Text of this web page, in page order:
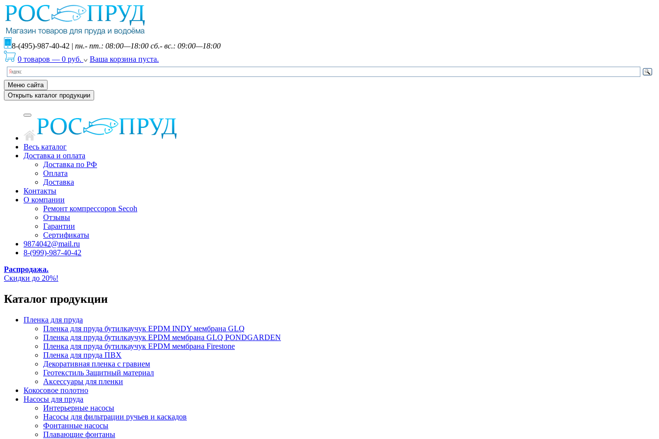
8-(495)-987-40-42 | пн.- пт.: 08:00—18:00 сб.- вс.: 09:00—18:00
0 товаров — 0 руб. Ваша корзина пуста.
Меню сайта
Открыть каталог продукции
Весь каталог
Доставка и оплата
Доставка по РФ
Оплата
Доставка
Контакты
О компании
Ремонт компрессоров Secoh
Отзывы
Гарантии
Сертификаты
9874042@mail.ru
8-(999)-987-40-42
Распродажа.
Скидки до 20%!
Каталог продукции
Пленка для пруда
Пленка для пруда бутилкаучук EPDM INDY мембрана GLQ
Пленка для пруда бутилкаучук EPDM мембрана GLQ PONDGARDEN
Пленка для пруда бутилкаучук EPDM мембрана Firestone
Пленка для пруда ПВХ
Декоративная пленка с гравием
Геотекстиль Защитный материал
Аксессуары для пленки
Кокосовое полотно
Насосы для пруда
Интерьерные насосы
Насосы для фильтрации ручьев и каскадов
Фонтанные насосы
Плавающие фонтаны